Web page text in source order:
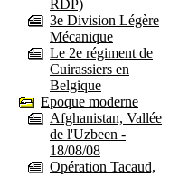
RDP)
3e Division Légère
Mécanique
Le 2e régiment de
Cuirassiers en
Belgique
Epoque moderne
Afghanistan, Vallée
de l'Uzbeen -
18/08/08
Opération Tacaud,